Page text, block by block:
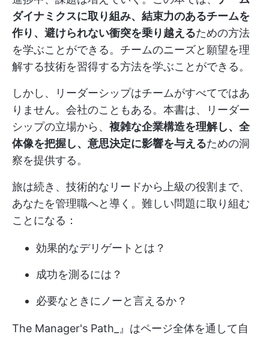
ダイナミクスに取り組み、結束力のあるチームを
作り、避けられない衝突を乗り越えるための方法
を学ぶことができる。チームのニーズと願望を理
解する技術を習得する方法を学ぶことができる。
しかし、リーダーシップはチームがすべてではあ
りません。会社のこともある。本書は、リーダー
シップの立場から、 複雑な企業構造を理解し、全
体像を把握し、意思決定に影響を与えるための洞
察を提供する。
旅は続き、技術的なリードから上級の役割まで、
あなたを管理職へと導く。難しい問題に取り組む
ことになる：
効果的なデリゲートとは？
成功を測るには？
必要なときにノーと言えるか？
The Manager's Path_』はページ全体を通して自